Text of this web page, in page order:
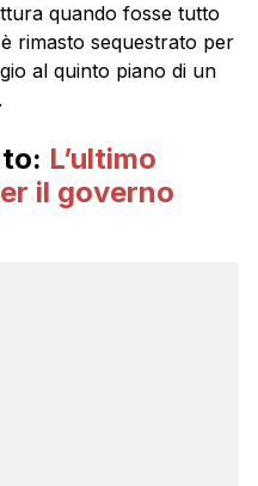
quando fosse tutto
rimasto sequestrato per
al quinto piano di un
L’ultimo
il governo